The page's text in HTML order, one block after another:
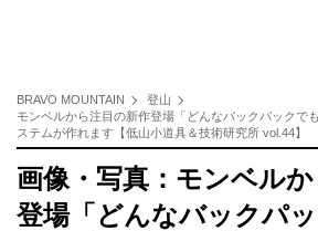
BRAVO MOUNTAIN
登山
モンベルから注目の新作登場「どんなバックパックで
ステムが作れます【低山小道具＆技術研究所 vol.44】
画像・写真：モンベル
登場「どんなバックパ